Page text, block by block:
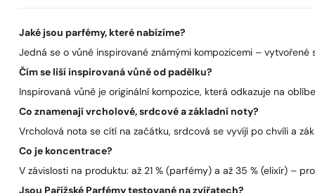
Jaké jsou parfémy, které nabízíme?
Jedná se o vůně inspirované známými kompozicemi –
Čím se liší inspirovaná vůně od padělku?
Inspirovaná vůně je originální kompozice, která odkazuje na
Co znamenají vrcholové, srdcové a základní noty?
Vrcholová nota se cítí na začátku, srdcová se vyvíjí po chvíli a
Co je koncentrace?
V závislosti na produktu: až 21 % (parfémy) a až 35 % (elixír) –